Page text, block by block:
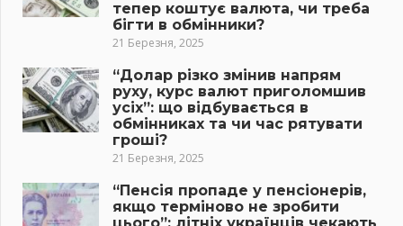
тепер коштує валюта, чи треба
бігти в обмінники?
21 Березня, 2025
“Долар різко змінив напрям
руху, курс валют приголомшив
усіх”: що відбувається в
обмінниках та чи час рятувати
гроші?
21 Березня, 2025
“Пенсія пропаде у пенсіонерів,
якщо терміново не зробити